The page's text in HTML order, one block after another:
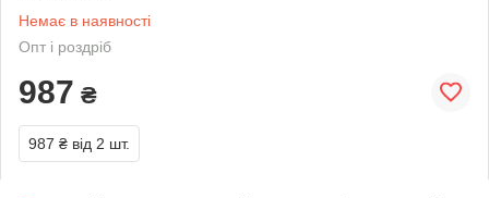
Немає в наявності
Опт і роздріб
987 ₴
987 ₴ від 2 шт.